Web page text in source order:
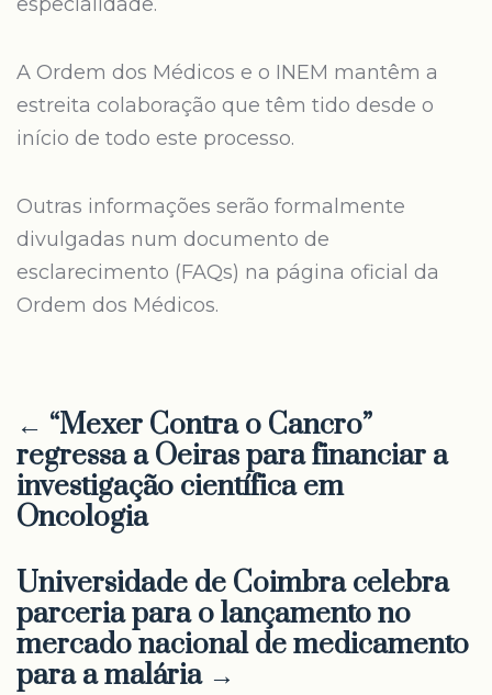
A Ordem dos Médicos e o INEM mantêm a
estreita colaboração que têm tido desde o
início de todo este processo.
Outras informações serão formalmente
divulgadas num documento de
esclarecimento (FAQs) na página oficial da
Ordem dos Médicos.
← “Mexer Contra o Cancro”
regressa a Oeiras para financiar a
investigação científica em
Oncologia
Universidade de Coimbra celebra
parceria para o lançamento no
mercado nacional de medicamento
para a malária →